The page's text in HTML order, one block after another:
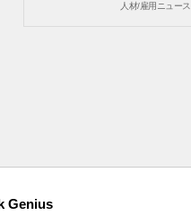
人材/雇用ニュース
Genius